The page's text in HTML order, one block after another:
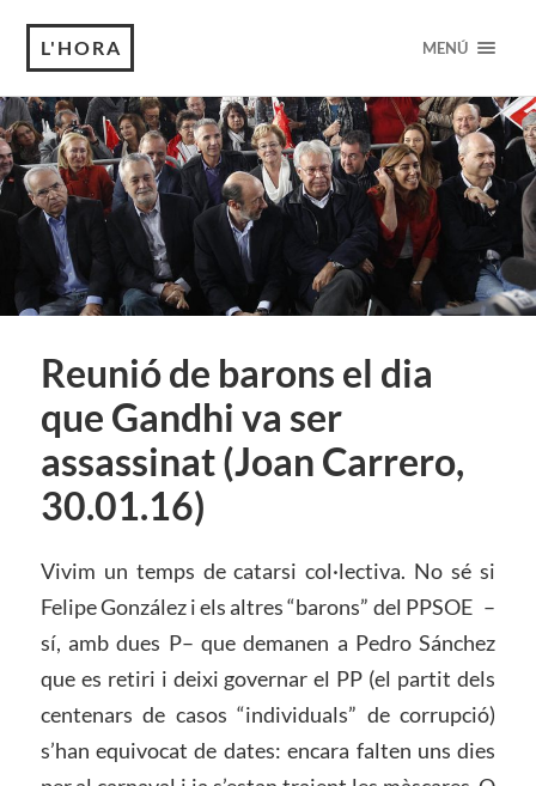
L'HORA MENÚ
Reunió de barons el dia
que Gandhi va ser
assassinat (Joan Carrero,
30.01.16)
Vivim un temps de catarsi col·lectiva. No sé si
Felipe González i els altres “barons” del PPSOE –
sí, amb dues P– que demanen a Pedro Sánchez
que es retiri i deixi governar el PP (el partit dels
centenars de casos “individuals” de corrupció)
s’han equivocat de dates: encara falten uns dies